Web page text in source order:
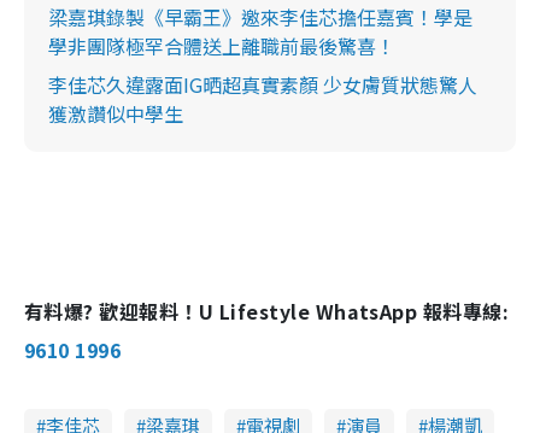
梁嘉琪錄製《早霸王》邀來李佳芯擔任嘉賓！學是
學非團隊極罕合體送上離職前最後驚喜！
李佳芯久違露面IG晒超真實素顏 少女膚質狀態驚人
獲激讚似中學生
有料爆? 歡迎報料！U Lifestyle WhatsApp 報料專線:
9610 1996
李佳芯 梁嘉琪 電視劇 演員 楊潮凱